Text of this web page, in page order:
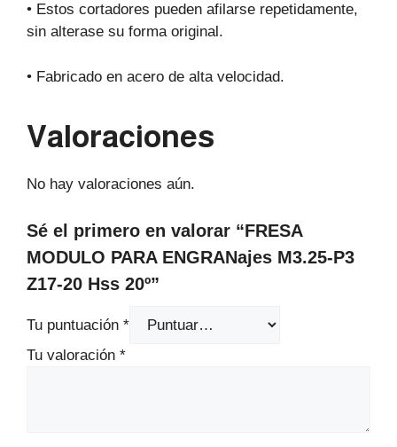
• Estos cortadores pueden afilarse repetidamente,
sin alterase su forma original.
• Fabricado en acero de alta velocidad.
Valoraciones
No hay valoraciones aún.
Sé el primero en valorar “FRESA
MODULO PARA ENGRANajes M3.25-P3
Z17-20 Hss 20º”
Tu puntuación *
Tu valoración *